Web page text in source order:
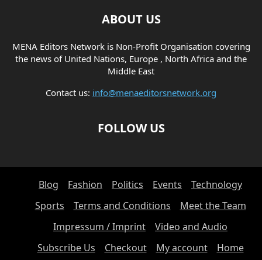
ABOUT US
MENA Editors Network is Non-Profit Organisation covering
the news of United Nations, Europe , North Africa and the
Middle East
Contact us: info@menaeditorsnetwork.org
FOLLOW US
Blog Fashion Politics Events
Technology
Sports
Terms and Conditions
Meet the Team
Impressum / Imprint
Video and Audio
Subscribe Us
Checkout My account Home